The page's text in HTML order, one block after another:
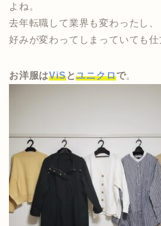
よね。
去年転職して業界も変わったし、
好みが変わってしまっていても仕
お洋服はViSとユニクロで。